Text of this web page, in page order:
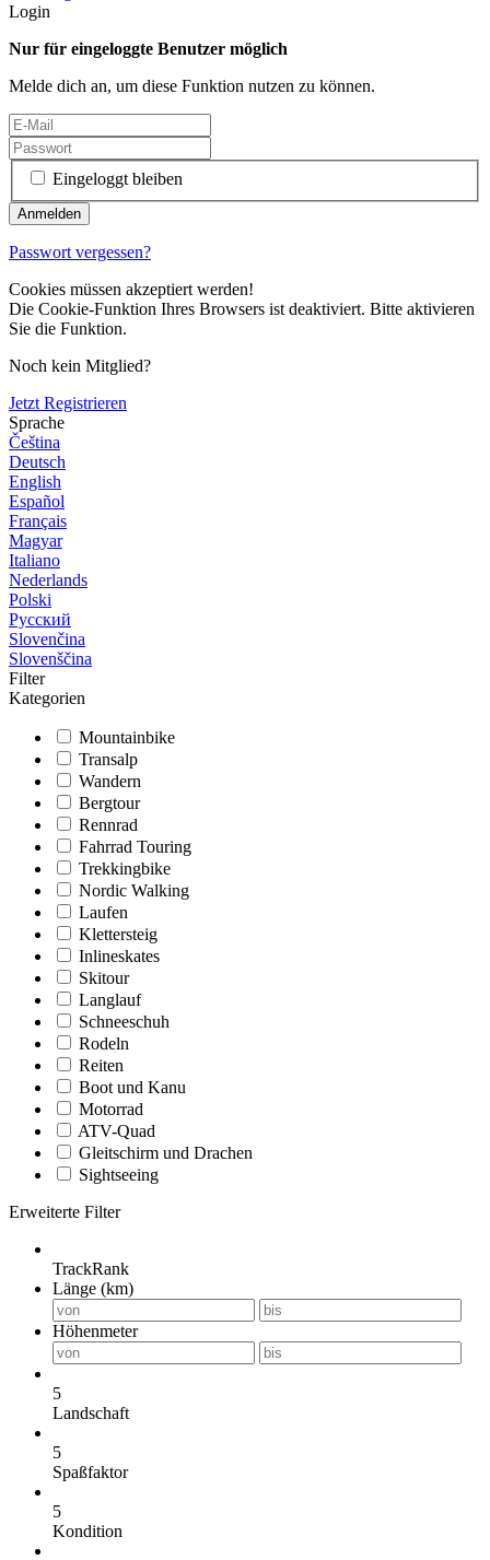
Login
Nur für eingeloggte Benutzer möglich
Melde dich an, um diese Funktion nutzen zu können.
Eingeloggt bleiben
Passwort vergessen?
Cookies müssen akzeptiert werden!
Die Cookie-Funktion Ihres Browsers ist deaktiviert. Bitte aktivieren
Sie die Funktion.
Noch kein Mitglied?
Jetzt Registrieren
Sprache
Čeština
Deutsch
English
Español
Français
Magyar
Italiano
Nederlands
Polski
Русский
Slovenčina
Slovenščina
Filter
Kategorien
Mountainbike
Transalp
Wandern
Bergtour
Rennrad
Fahrrad Touring
Trekkingbike
Nordic Walking
Laufen
Klettersteig
Inlineskates
Skitour
Langlauf
Schneeschuh
Rodeln
Reiten
Boot und Kanu
Motorrad
ATV-Quad
Gleitschirm und Drachen
Sightseeing
Erweiterte Filter
TrackRank
Länge (km)
Höhenmeter
5
Landschaft
5
Spaßfaktor
5
Kondition